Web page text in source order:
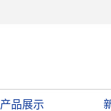
产品展示